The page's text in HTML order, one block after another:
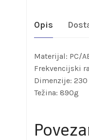
Opis
Materijal: PC/
Frekvencijski
Dimenzije:
Težina: 890g